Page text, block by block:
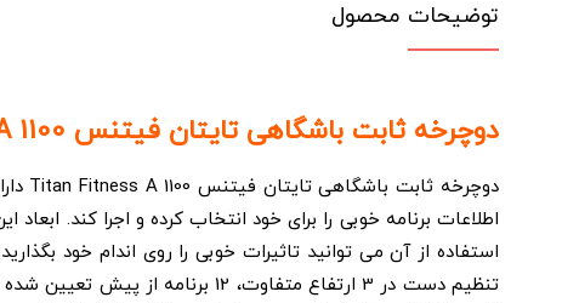
توضیحات محصول
دوچرخه ثابت باشگاهی تایتان فیتنس Titan Fitness A 1100 :
تنظیم دست در 3 ارتفاع